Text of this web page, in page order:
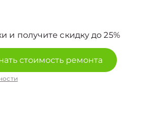
и получите скидку до 25%
стоимость ремонта